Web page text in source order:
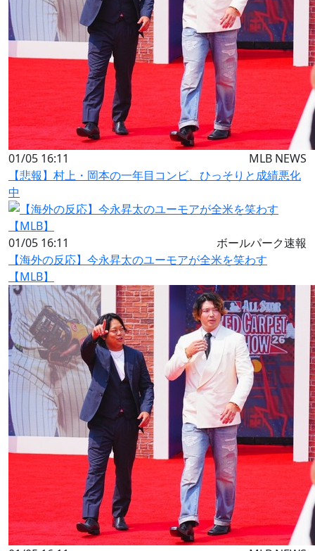
01/05 16:11
MLB NEWS
【悲報】村上・岡本の一年目コンビ、ひっそりと成績悪化
中
01/05 16:11
ボールパーク速報
【海外の反応】今永昇太のユーモアが全米を笑わす
【MLB】